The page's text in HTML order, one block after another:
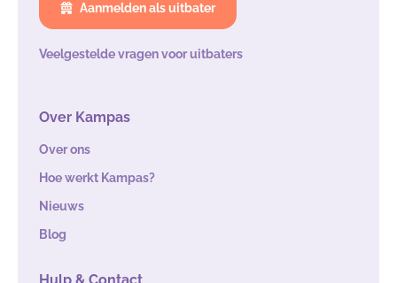
Aanmelden als uitbater
Veelgestelde vragen voor uitbaters
Over Kampas
Over ons
Hoe werkt Kampas?
Nieuws
Blog